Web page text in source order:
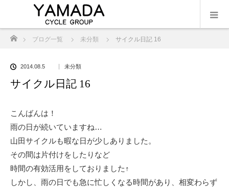
ブログ一覧 未分類 サイクル日記 16
2014.08.5 未分類
サイクル日記 16
こんばんは！
雨の日が続いていますね…
山田サイクルも暇な日が少しありました。
その間は片付けをしたりなど
時間の有効活用をしておりました↑
しかし、雨の日でも急に忙しくなる時間があり、相変わらず